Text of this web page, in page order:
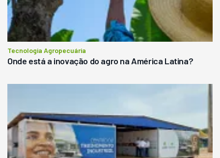
Tecnologia Agropecuária
Onde está a inovação do agro na América Latina?